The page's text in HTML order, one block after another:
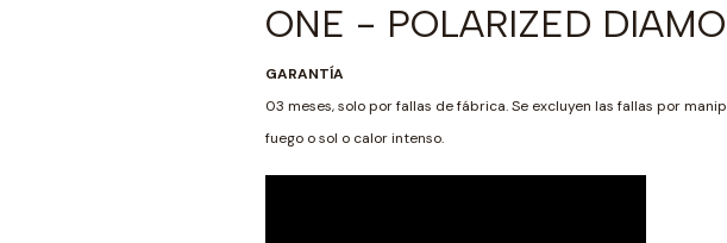
ONE - POLARIZED
GARANTÍA
03 meses, solo por fallas de fábrica. Se excluyen las fallas por
fuego o sol o calor intenso.